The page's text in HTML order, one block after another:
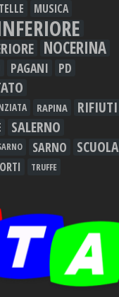
MUSICA
NOCERINA
PAGANI PD
RAPINA RIFIUTI
SALERNO
SARNO SCUOLA
TRUFFE